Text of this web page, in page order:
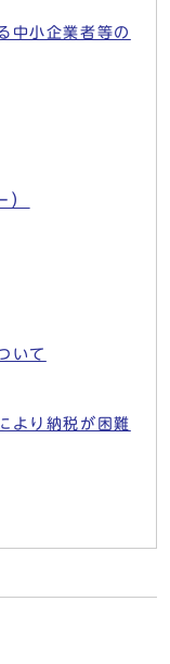
中小企業者等の
）
いて
より納税が困難